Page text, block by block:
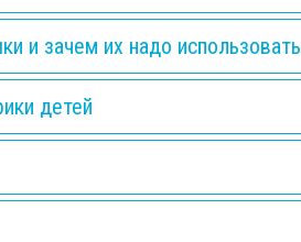
и зачем их надо использовать
детей